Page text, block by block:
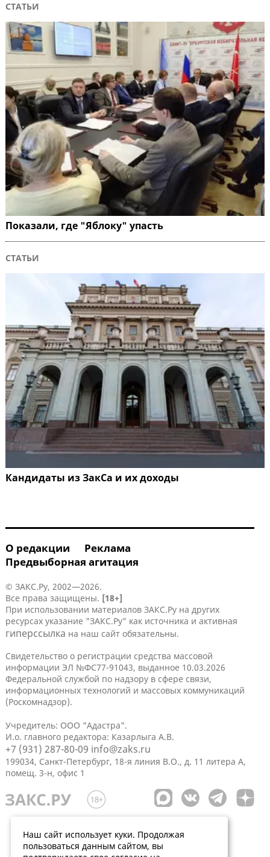
СТАТЬИ
Показали, где "Яблоку" упасть
СТАТЬИ
Кандидаты из ЗакСа и их доходы
О редакции
Реклама
Предвыборная агитация
© ЗАКС.Ру, 2002—2026.
Все права защищены. [18+]
При использовании материалов ЗАКС.Ру на других
ресурсах указание "ЗАКС.Ру" как источника и активная
гиперссылка на наш сайт обязательны.
Свидетельство о регистрации средства массовой
информации ЭЛ №ФС77-91043, выданное 10.03.2026
Федеральной службой по надзору в сфере связи,
информационных технологий и массовых коммуникаций
(Роскомнадзор).
Учредитель: ООО "Адастра".
И.о. главного редактора: Казарлыга А.В.
+7 (931) 287-80-09 info@zaks.ru
199034, Санкт-Петербург, 18-я линия В.О., д. 11 литера А,
помещ. 3-н, офис 1
Наш сайт использует куки. Продолжая
пользоваться данным сайтом, вы